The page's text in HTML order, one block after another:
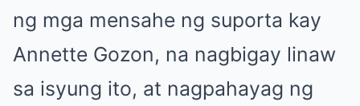
ng mga mensahe ng suporta kay
Annette Gozon, na nagbigay linaw
sa isyung ito, at nagpahayag ng